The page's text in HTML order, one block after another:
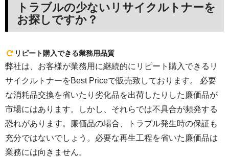
トラブルの少ないリサイクルトナーを
お探しですか？
リピート購入できる業務用品質
弊社は、お客様が業務用に継続的にリピート購入できるリ
サイクルトナーをBest Priceで販売致しております。 必要
な消耗品交換を省いたり劣化品を出荷したりした廉価品が
市場にはあります。しかし、それらでは不具合が頻発する
恐れがあります。廉価品の場合、トラブル発生時の保証も
充分ではないでしょう。必要な再生工程を省いた廉価品は
業務には向きません。